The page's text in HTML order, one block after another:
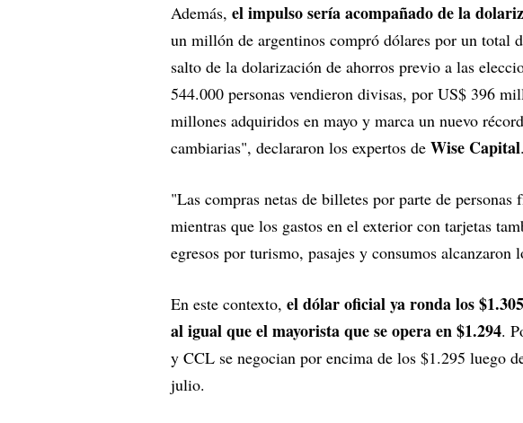
Además, el impulso sería acompañado de la
un millón de argentinos compró dólares por un total
salto de la dolarización de ahorros previo a las
544.000 personas vendieron divisas, por US$ 396
millones adquiridos en mayo y marca un nuevo
cambiarias", declararon los expertos de Wise Capital.
"Las compras netas de billetes por parte de
mientras que los gastos en el exterior con tarjetas
egresos por turismo, pasajes y consumos
En este contexto, el dólar oficial ya ronda los
al igual que el mayorista que se opera en $1.294.
y CCL se negocian por encima de los $1.295 luego
julio.